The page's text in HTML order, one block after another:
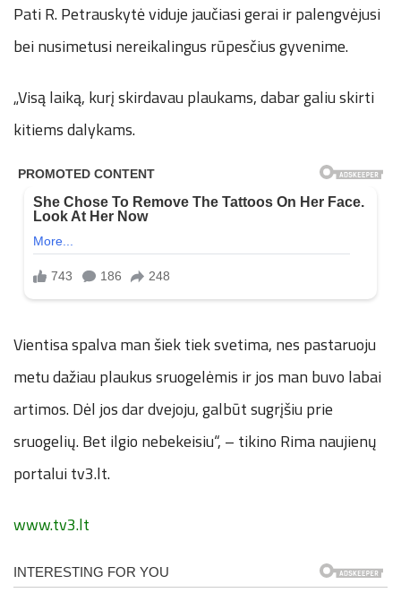
Pati R. Petrauskytė viduje jaučiasi gerai ir palengvėjusi
bei nusimetusi nereikalingus rūpesčius gyvenime.
„Visą laiką, kurį skirdavau plaukams, dabar galiu skirti
kitiems dalykams.
Vientisa spalva man šiek tiek svetima, nes pastaruoju
metu dažiau plaukus sruogelėmis ir jos man buvo labai
artimos. Dėl jos dar dvejoju, galbūt sugrįšiu prie
sruogelių. Bet ilgio nebekeisiu“, – tikino Rima naujienų
portalui tv3.lt.
www.tv3.lt